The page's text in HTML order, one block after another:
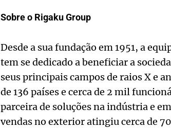
Sobre o Rigaku Group
Desde a sua fundação em 1951, a
tem se dedicado a beneficiar a
seus principais campos de raios X e
de 136 países e cerca de 2 mil
parceira de soluções na indústria e
vendas no exterior atingiu cerca de